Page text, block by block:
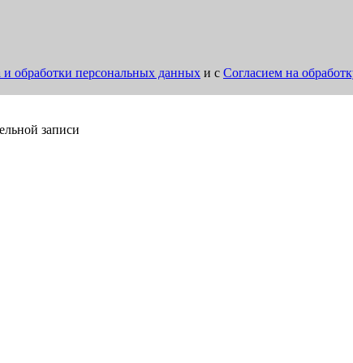
и обработки персональных данных и с Согласием на
записи